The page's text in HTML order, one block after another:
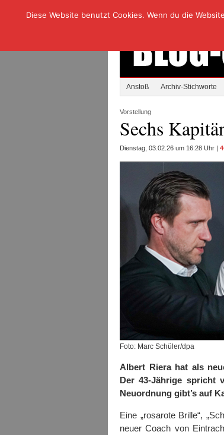
Anstoß Archiv-Stichworte
Vorstellung
Sechs
Dienstag, 03.02.26 um 16:28 Uhr |
Foto: Marc Schüler/dpa
Albert Riera hat als
Der 43-Jährige spricht
Neuordnung gibt’s auf
Eine „rosarote Brille“,
neuer Coach von
Diese Website benutzt Cookies. Wenn du die